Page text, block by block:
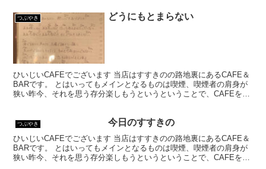
つぶやき どうにもとまらない
ひいじいCAFEでございます 当店はすすきのの路地裏にあるCAFE＆
BARです。 とはいってもメインとなるものは喫煙、喫煙者の肩身が
狭い昨今、それを思う存分楽しもうというということで、CAFEを名
つぶやき 今日のすすきの
ひいじいCAFEでございます 当店はすすきのの路地裏にあるCAFE＆
BARです。 とはいってもメインとなるものは喫煙、喫煙者の肩身が
狭い昨今、それを思う存分楽しもうというということで、CAFEを名